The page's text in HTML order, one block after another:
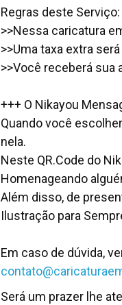
Regras deste Serviço:
>>Nessa caricatura
>>Uma taxa extra
>>Você receberá sua
+++ O Nikayou
Quando você
nela.
Neste QR.Code do
Homenageando
Além disso, de
Ilustração para
Em caso de dúvida,
Será um prazer lhe